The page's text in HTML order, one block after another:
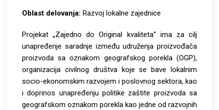
Oblast delovanja: Razvoj lokalne zajednice
Projekat „Zajedno do Original kvaliteta“ ima za cilj
unapređenje saradnje između udruženja proizvođača
proizvoda sa oznakom geografskog porekla (OGP),
organizacija civilnog društva koje se bave lokalnim
socio-ekonomskim razvojem i poslovnog sektora, kao
i doprinos unapređenju politike zaštite proizvoda sa
geografskom oznakom porekla kao jedne od razvojnih